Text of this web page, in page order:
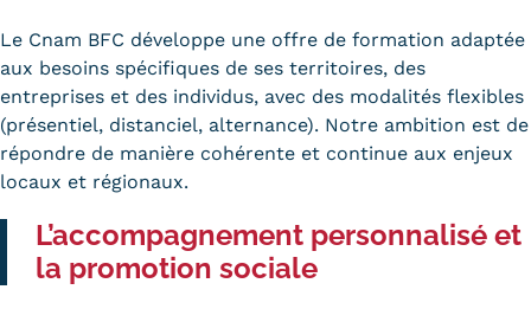
Le Cnam BFC développe une offre de formation adaptée
aux besoins spécifiques de ses territoires, des
entreprises et des individus, avec des modalités flexibles
(présentiel, distanciel, alternance). Notre ambition est de
répondre de manière cohérente et continue aux enjeux
locaux et régionaux.
L’accompagnement personnalisé et
la promotion sociale